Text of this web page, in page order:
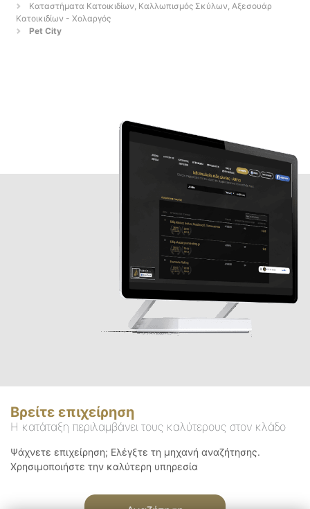
Καταστήματα Κατοικιδίων, Καλλωπισμός Σκύλων, Αξεσουάρ
Κατοικιδίων - Χολαργός
Pet City
Βρείτε επιχείρηση
Η κατάταξη περιλαμβάνει τους καλύτερους στον κλάδο
Ψάχνετε επιχείρηση; Ελέγξτε τη μηχανή αναζήτησης.
Χρησιμοποιήστε την καλύτερη υπηρεσία